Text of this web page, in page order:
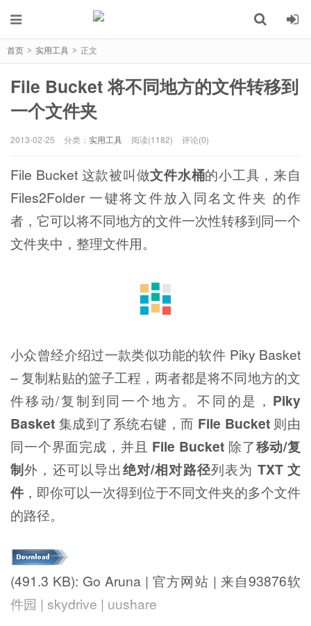
首页 > 实用工具 > 正文
File Bucket 将不同地方的文件转移到
一个文件夹
2013-02-25 分类： 实用工具 阅读(1182) 评论(0)
File Bucket 这款被叫做文件水桶的小工具，来自
Files2Folder 一键将文件放入同名文件夹 的作
者，它可以将不同地方的文件一次性转移到同一个
文件夹中，整理文件用。
小众曾经介绍过一款类似功能的软件 Piky Basket
– 复制粘贴的篮子工程，两者都是将不同地方的文
件移动/复制到同一个地方。不同的是， Piky
Basket 集成到了系统右键，而 File Bucket则由
同一个界面完成，并且 File Bucket 除了移动/复
制外，还可以导出绝对/相对路径列表为 TXT 文
件 ，即你可以一次得到位于不同文件夹的多个文件
的路径。
(491.3 KB): Go Aruna | 官方网站 | 来自93876软
件园 | skydrive | uushare